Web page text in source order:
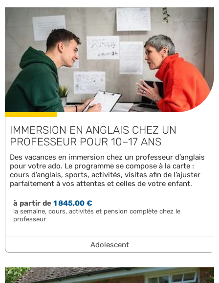
IMMERSION EN ANGLAIS CHEZ UN
PROFESSEUR POUR 10–17 ANS
Des vacances en immersion chez un professeur d’anglais
pour votre ado. Le programme se compose à la carte :
cours d’anglais, sports, activités, visites afin de l’ajuster
parfaitement à vos attentes et celles de votre enfant.
à partir de1 845,00 €
la semaine, cours, activités et pension complète chez le
professeur
Adolescent